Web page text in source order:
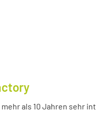
als 10 Jahren sehr